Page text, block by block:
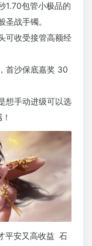
1.70包管小极品的
战手镯。
可收受接管高额经
首沙保底嘉奖 30
想手动进级可以选
平安又高收益 石